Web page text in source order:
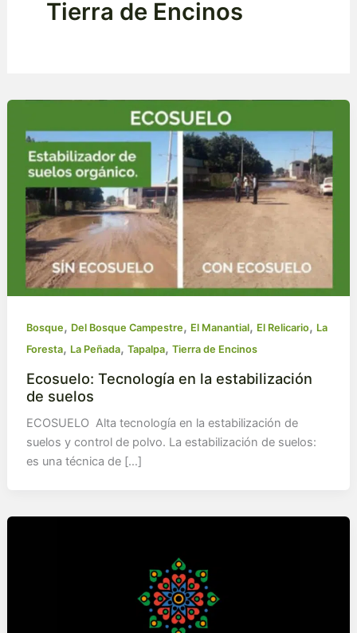
Tierra de Encinos
Bosque, Del Bosque Campestre, El Manantial, El Relicario, La
Foresta, La Peñada,Tapalpa,Tierra de Encinos
Ecosuelo: Tecnología en la estabilización
de suelos
ECOSUELO Alta tecnología en la estabilización de
suelos y control de polvo. La estabilización de suelos:
es una técnica de […]